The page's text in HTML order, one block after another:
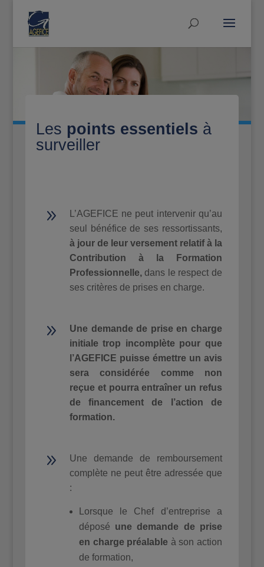
Les points essentiels à
surveiller
9
L’AGEFICE ne peut intervenir qu’au
seul bénéfice de ses ressortissants,
à jour de leur versement relatif à la
Contribution à la Formation
Professionnelle,dans le respect de
ses critères de prises en charge.
9
Une demande de prise en charge
initiale trop incomplète pour que
l’AGEFICE puisse émettre un avis
sera considérée comme non
reçue et pourra entraîner un refus
de financement de l’action de
formation.
9
Une demande de remboursement
complète ne peut être adressée que
:
Lorsque le Chef d’entreprise a
déposé unedemande de prise
en charge préalable à son action
de formation,